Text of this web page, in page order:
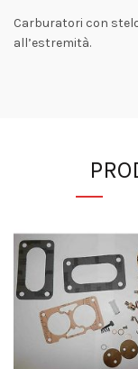
Carburatori con
all’estremità.